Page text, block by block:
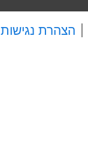
הצהרת נגישות